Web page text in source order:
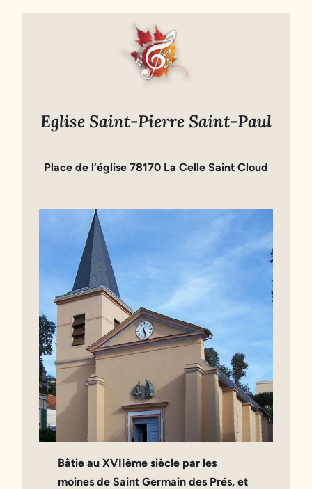
Eglise Saint-Pierre Saint-Paul
Place de l’église 78170 La Celle Saint Cloud
Bâtie au XVIIème siècle par les
moines de Saint Germain des Prés, et